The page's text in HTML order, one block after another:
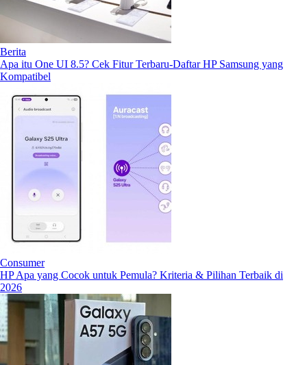
Berita
Apa itu One UI 8.5? Cek Fitur Terbaru-Daftar HP Samsung yang
Kompatibel
Consumer
HP Apa yang Cocok untuk Pemula? Kriteria & Pilihan Terbaik di
2026